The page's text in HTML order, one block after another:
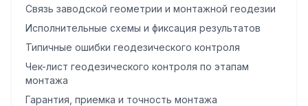
Связь заводской геометрии и монтажной геодезии
Исполнительные схемы и фиксация результатов
Типичные ошибки геодезического контроля
Чек-лист геодезического контроля по этапам
монтажа
Гарантия, приемка и точность монтажа